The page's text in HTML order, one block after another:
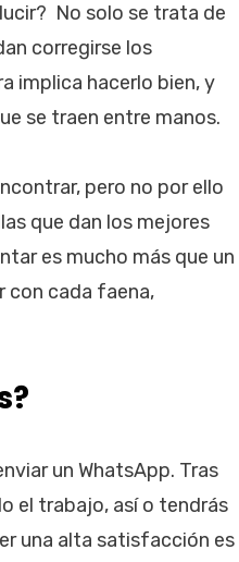
No solo se trata de
corregirse los
implica hacerlo bien, y
se traen entre manos.
pero no por ello
que dan los mejores
es mucho más que un
con cada faena,
un WhatsApp. Tras
el trabajo, así o tendrás
una alta satisfacción es